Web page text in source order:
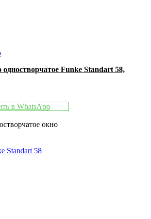
одностворчатое Funke Standart 58,
в WhatsApp
окно
Standart 58